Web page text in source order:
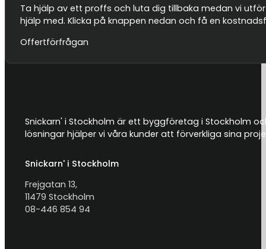
Ta hjälp av ett proffs och luta dig tillbaka medan vi
hjälp med. Klicka på knappen nedan och få en
Offertförfrågan
Snickarn' i Stockholm är ett byggföretag i Stockholm
lösningar hjälper vi våra kunder att förverkliga sina
Snickarn' i Stockholm
Frejgatan 13,
11479 Stockholm
08-446 854 94